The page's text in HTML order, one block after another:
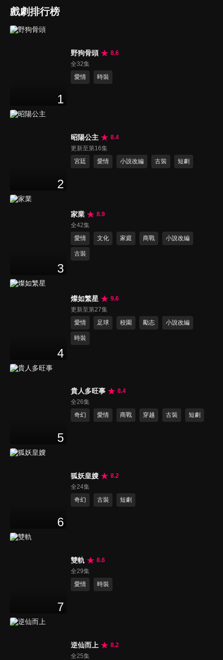
戲劇排行榜
1
野狗骨頭
8.6
全32集
愛情
時裝
2
昭陽公主
8.4
更新至第16集
宮廷
愛情 小說改編 古裝 短劇
3
家業
8.9
全42集
愛情
文化 家庭 商戰 小說改編
古裝
4
燦如繁星
9.6
更新至第27集
愛情
足球 校園 勵志 小說改編
時裝
5
貴人多旺事
8.4
全26集
奇幻
愛情 商戰 穿越 古裝 短劇
6
狐妖皇嫂
8.2
全24集
奇幻
古裝 短劇
7
雙軌
8.6
全29集
愛情
時裝
逆仙而上
8.2
全25集